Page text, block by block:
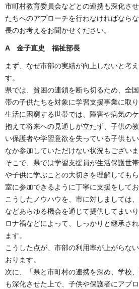
市町村教育委員会などとの連携も深化さ
たちへのアプローチを行わなければなら
長のお考えをお聞かせください。
A 金子直史 福祉部長
まず、なぜ市部の実績が向上しないと考
す。
県では、貧困の連鎖を断ち切るため、全
帯の子供たちを対象に学習支援事業に取
生活に困窮する世帯では、障害や病気の
抱えて将来への見通しが立たず、子供の
い保護者や学習意欲を失っている子供も
なか参加していただけない状況もございま
そこで、県では学習支援員が生活保護世
や子供に学ぶことの大切さを理解しても
室に参加できるように丁寧に支援をしてお
こうしたノウハウを、市に対しましては
などあらゆる機会を通じて提供してまい
ロナ禍などによって、しっかりと継承さ
ます。
こうした点が、市部の利用率が上がらな
おります。
次に、「県と市町村の連携を深め、学校
も深化させた上で、子供や保護者にアプ